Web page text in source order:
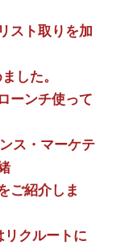
スト取りを加
した。
ーンチ使って
ス・マーケテ
ご紹介しま
リクルートに